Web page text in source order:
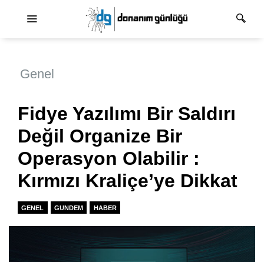
Genel
Fidye Yazılımı Bir Saldırı
Değil Organize Bir
Operasyon Olabilir :
Kırmızı Kraliçe’ye Dikkat
GENEL GUNDEM HABER